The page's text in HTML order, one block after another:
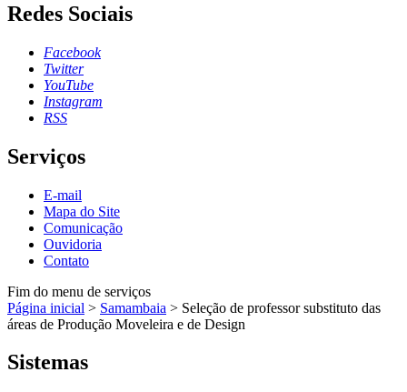
Redes Sociais
Facebook
Twitter
YouTube
Instagram
RSS
Serviços
E-mail
Mapa do Site
Comunicação
Ouvidoria
Contato
Fim do menu de serviços
Página inicial > Samambaia > Seleção de professor substituto das
áreas de Produção Moveleira e de Design
Sistemas